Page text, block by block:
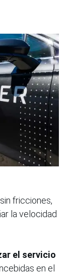
fricciones,
la velocidad
el servicio
en el